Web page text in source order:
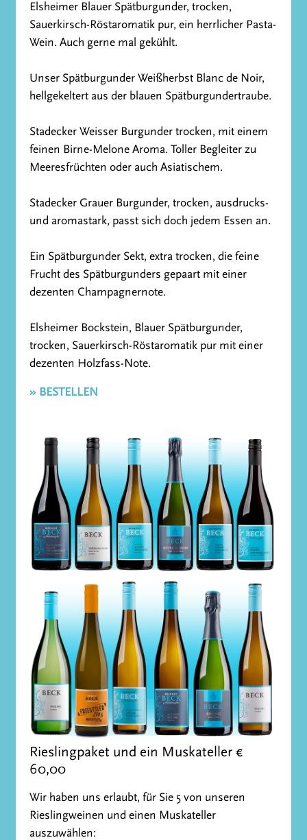
Elsheimer Blauer Spätburgunder, trocken,
Sauerkirsch-Röstaromatik pur, ein herrlicher Pasta-
Wein. Auch gerne mal gekühlt.
Unser Spätburgunder Weißherbst Blanc de Noir,
hellgekeltert aus der blauen Spätburgundertraube.
Stadecker Weisser Burgunder trocken, mit einem
feinen Birne-Melone Aroma. Toller Begleiter zu
Meeresfrüchten oder auch Asiatischem.
Stadecker Grauer Burgunder, trocken, ausdrucks-
und aromastark, passt sich doch jedem Essen an.
Ein Spätburgunder Sekt, extra trocken, die feine
Frucht des Spätburgunders gepaart mit einer
dezenten Champagnernote.
Elsheimer Bockstein, Blauer Spätburgunder,
trocken, Sauerkirsch-Röstaromatik pur mit einer
dezenten Holzfass-Note.
» BESTELLEN
Rieslingpaket und ein Muskateller €
60,00
Wir haben uns erlaubt, für Sie 5 von unseren
Rieslingweinen und einen Muskateller
auszuwählen: